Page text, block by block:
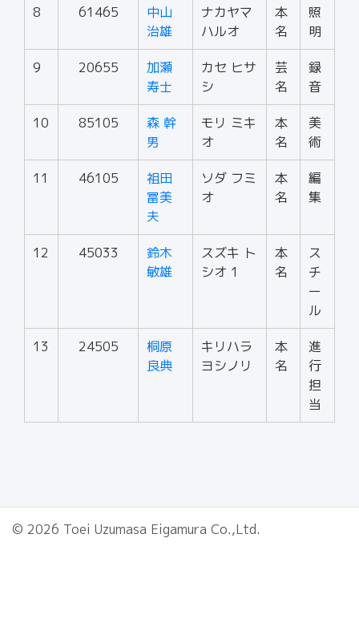
8 61465
中山
治雄
ナカヤマ
ハルオ
本
名
照
明
9 20655
加瀬
寿士
カセ ヒサ
シ
芸
名
録
音
10 85105
森 幹
男
モリ ミキ
オ
本
名
美
術
11 46105
祖田
冨美
夫
ソダ フミ
オ
本
名
編
集
12 45033
鈴木
敏雄
スズキ ト
シオ 1
本
名
ス
チ
ー
ル
13 24505
桐原
良典
キリハラ
ヨシノリ
本
名
進
行
担
当
© 2026 Toei Uzumasa Eigamura Co.,Ltd.